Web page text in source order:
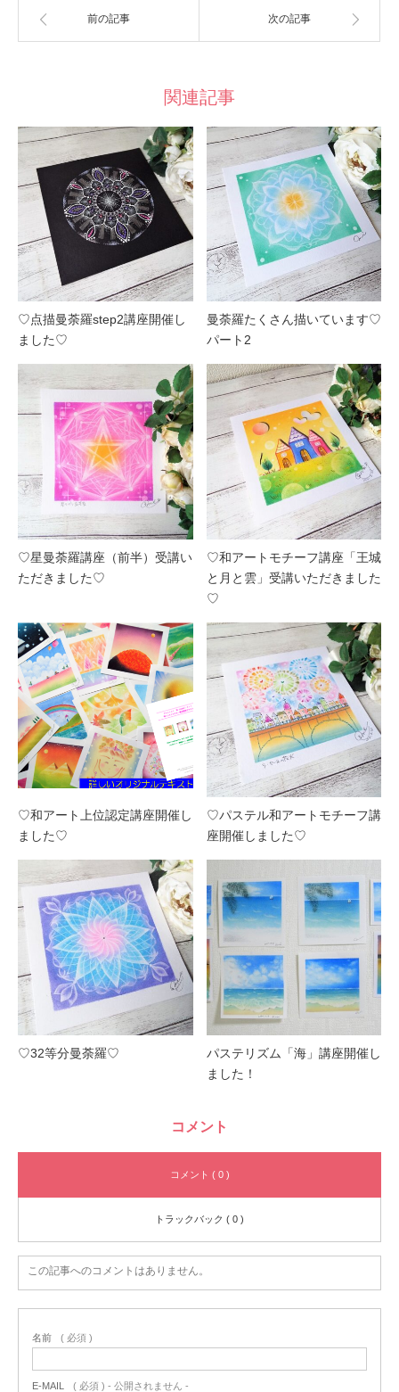
前の記事 次の記事
関連記事
♡点描曼荼羅step2講座開催し
ました♡
曼荼羅たくさん描いています♡
パート2
♡星曼荼羅講座（前半）受講い
ただきました♡
♡和アートモチーフ講座「王城
と月と雲」受講いただきました
♡
♡和アート上位認定講座開催し
ました♡
♡パステル和アートモチーフ講
座開催しました♡
♡32等分曼荼羅♡
パステリズム「海」講座開催し
ました！
コメント
コメント ( 0 )
トラックバック ( 0 )
この記事へのコメントはありません。
名前 ( 必須 )
E-MAIL ( 必須 ) - 公開されません -